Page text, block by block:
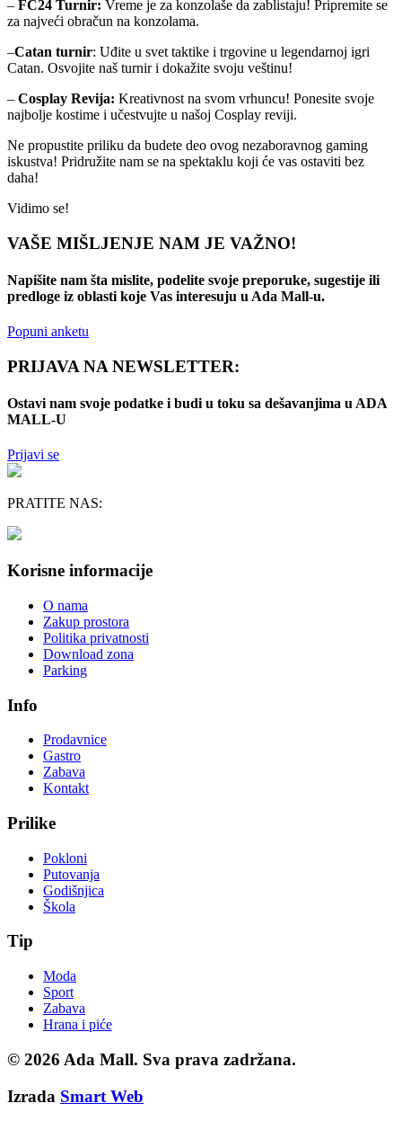
– FC24 Turnir: Vreme je za konzolaše da zablistaju! Pripremite se
za najveći obračun na konzolama.
–Catan turnir: Uđite u svet taktike i trgovine u legendarnoj igri
Catan. Osvojite naš turnir i dokažite svoju veštinu!
– Cosplay Revija: Kreativnost na svom vrhuncu! Ponesite svoje
najbolje kostime i učestvujte u našoj Cosplay reviji.
Ne propustite priliku da budete deo ovog nezaboravnog gaming
iskustva! Pridružite nam se na spektaklu koji će vas ostaviti bez
daha!
Vidimo se!
VAŠE MIŠLJENJE NAM JE VAŽNO!
Napišite nam šta mislite, podelite svoje preporuke, sugestije ili
predloge iz oblasti koje Vas interesuju u Ada Mall-u.
Popuni anketu
PRIJAVA NA NEWSLETTER:
Ostavi nam svoje podatke i budi u toku sa dešavanjima u ADA
MALL-U
Prijavi se
PRATITE NAS:
Korisne informacije
O nama
Zakup prostora
Politika privatnosti
Download zona
Parking
Info
Prodavnice
Gastro
Zabava
Kontakt
Prilike
Pokloni
Putovanja
Godišnjica
Škola
Tip
Moda
Sport
Zabava
Hrana i piće
© 2026 Ada Mall. Sva prava zadržana.
Izrada Smart Web